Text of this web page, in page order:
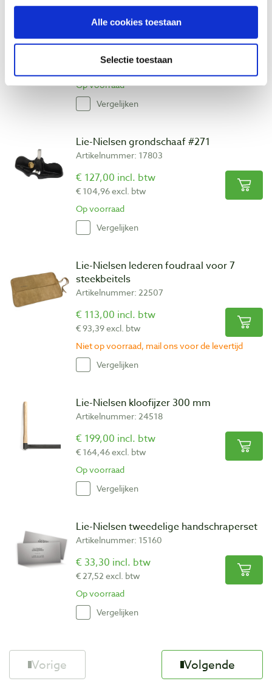
Alle cookies toestaan
Selectie toestaan
Lie-Nielsen grondschaaf #71
€ 329,00 incl. btw
€ 271,90 excl. btw
Op voorraad
Vergelijken
Lie-Nielsen grondschaaf #271
Artikelnummer: 17803
€ 127,00 incl. btw
€ 104,96 excl. btw
Op voorraad
Vergelijken
Lie-Nielsen lederen foudraal voor 7
steekbeitels
Artikelnummer: 22507
€ 113,00 incl. btw
€ 93,39 excl. btw
Niet op voorraad, mail ons voor de levertijd
Vergelijken
Lie-Nielsen kloofijzer 300 mm
Artikelnummer: 24518
€ 199,00 incl. btw
€ 164,46 excl. btw
Op voorraad
Vergelijken
Lie-Nielsen tweedelige handschraperset
Artikelnummer: 15160
€ 33,30 incl. btw
€ 27,52 excl. btw
Op voorraad
Vergelijken
Vorige Volgende